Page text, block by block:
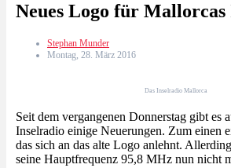
Neues Logo für
Stephan Munder
Montag, 28. März 2016
Das Inselradio Mallorca
Seit dem vergangenen Donnerstag gibt es
Inselradio einige Neuerungen. Zum einen
das sich an das alte Logo anlehnt.
seine Hauptfrequenz 95,8 MHz nun nicht